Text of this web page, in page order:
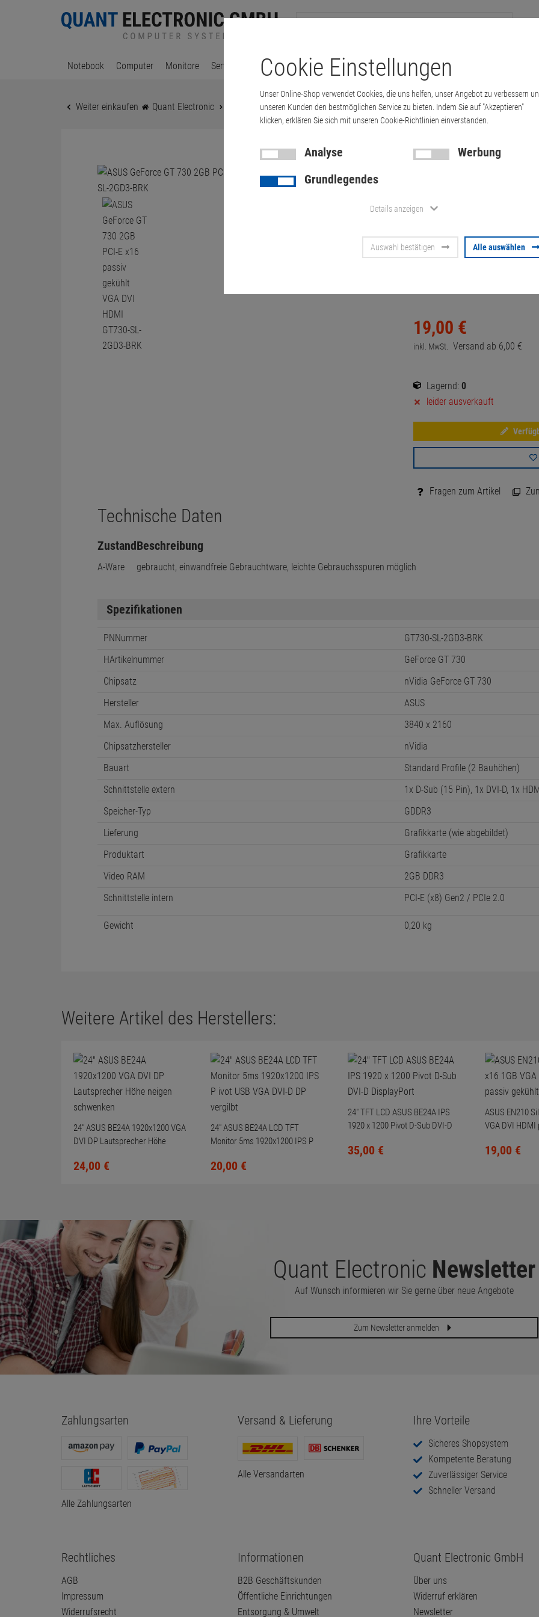
Notebook Computer Monitore Server & Workstation Drucker & Kopierer Kabel Multimedia & HDTV
Weiter einkaufen Quant Electronic ASUS GeForce GT 730 2GB PCI-E x16 passiv gekühlt …
PCI-E x16
DVI HDMI
BRK
19,00 €
inkl. MwSt. Versand ab 6,00 €
Lagernd: 0
leider ausverkauft
Fragen zum Artikel
Technische Daten
Zustand
A-Ware
Beschreibung
gebraucht, einwandfreie Gebrauchtware, leichte Gebrauchsspuren möglich
Spezifikationen
PNNummer
GT730-SL-2GD3-BRK
HArtikelnummer
GeForce GT 730
Chipsatz
nVidia GeForce GT 730
Hersteller
ASUS
Max. Auflösung
3840 x 2160
Chipsatzhersteller
nVidia
Bauart
Standard Profile (2 Bauhöhen)
Schnittstelle extern
1x D-Sub (15 Pin), 1x DVI-D, 1x
Speicher-Typ
GDDR3
Lieferung
Grafikkarte (wie abgebildet)
Produktart
Grafikkarte
Video RAM
2GB DDR3
Schnittstelle intern
PCI-E (x8) Gen2 / PCIe 2.0
Gewicht 0,20 kg
Weitere Artikel des Herstellers:
24" ASUS BE24A 1920x1200 VGA
DVI DP Lautsprecher Höhe
24,00 €
24" ASUS BE24A LCD TFT
Monitor 5ms 1920x1200 IPS P
20,00 €
24" TFT LCD ASUS BE24A IPS
1920 x 1200 Pivot D-Sub DVI-D
35,00 €
ASUS EN210
VGA DVI
19,00 €
Quant Electronic Newsletter
Auf Wunsch informieren wir Sie gerne über neue Angebote
Zum Newsletter anmelden
Zahlungsarten
Alle Zahlungsarten
Versand & Lieferung
Alle Versandarten
Ihre Vorteile
Sicheres Shopsystem
Kompetente Beratung
Zuverlässiger Service
Schneller Versand
Rechtliches
AGB
Impressum
Widerrufsrecht
Informationen
B2B Geschäftskunden
Öffentliche Einrichtungen
Entsorgung & Umwelt
Quant Electronic GmbH
Über uns
Widerruf erklären
Newsletter
Cookie Einstellungen
Unser Online-Shop verwendet Cookies, die uns helfen, unser Angebot zu verbessern
unseren Kunden den bestmöglichen Service zu bieten. Indem Sie auf "Akzeptieren"
klicken, erklären Sie sich mit unseren Cookie-Richtlinien einverstanden.
Analyse
Werbung
Grundlegendes
Details anzeigen
Auswahl bestätigen Alle auswählen